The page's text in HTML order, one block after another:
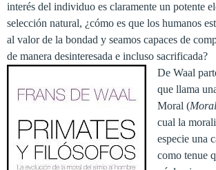
interés del individuo es claramente un potente
selección natural, ¿cómo es que los humanos
al valor de la bondad y seamos capaces de
de manera desinteresada e incluso sacrificada?
De Waal
que llama
Moral (
cual la
especie una
como tenue